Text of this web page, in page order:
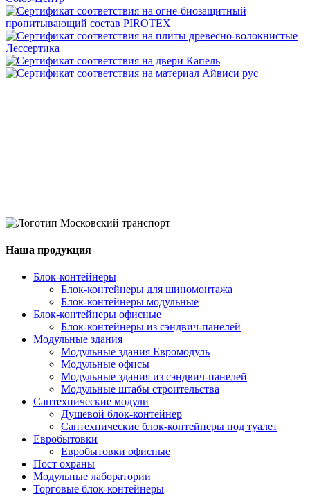
Наша продукция
Блок-контейнеры
Блок-контейнеры для шиномонтажа
Блок-контейнеры модульные
Блок-контейнеры офисные
Блок-контейнеры из сэндвич-панелей
Модульные здания
Модульные здания Евромодуль
Модульные офисы
Модульные здания из сэндвич-панелей
Модульные штабы строительства
Сантехнические модули
Душевой блок-контейнер
Сантехнические блок-контейнеры под туалет
Евробытовки
Евробытовки офисные
Пост охраны
Модульные лаборатории
Торговые блок-контейнеры